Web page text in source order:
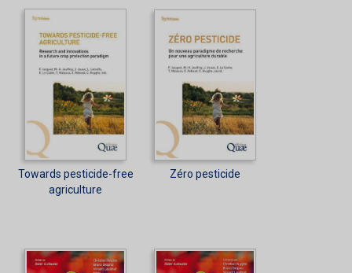
Towards pesticide-free
agriculture
Zéro pesticide